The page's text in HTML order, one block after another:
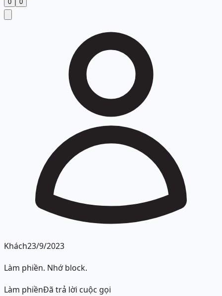
0 0
Khách23/9/2023
Làm phiền. Nhớ block.
Làm phiềnĐã trả lời cuộc gọi